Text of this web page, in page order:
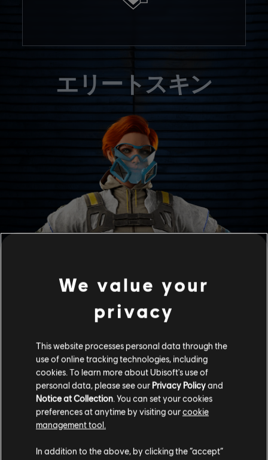
エリートスキン
オペレーターを選択
攻撃側
We value your
privacy
This website processes personal data through the
use of online tracking technologies, including
cookies. To learn more about Ubisoft's use of
personal data, please see our Privacy Policyand
Notice at Collection. You can set your cookies
preferences at anytime by visiting ourcookie
management tool.
In addition to the above, by clicking the “accept”